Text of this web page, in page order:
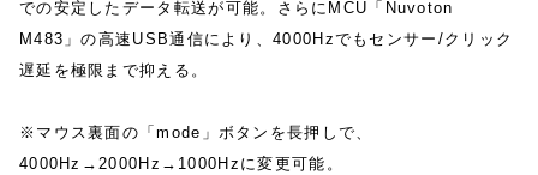
での安定したデータ転送が可能。さらにMCU「Nuvoton
M483」の高速USB通信により、4000Hzでもセンサー/クリック
遅延を極限まで抑える。
※マウス裏面の「mode」ボタンを長押しで、
4000Hz→2000Hz→1000Hzに変更可能。